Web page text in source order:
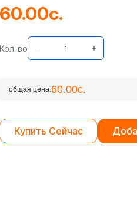
60.00с.
Кол-во
общая цена:60.00с.
Купить Сейчас